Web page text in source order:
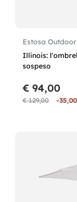
Estosa Outdoor
Illinois:
sospeso
€ 129,00 -
€ 94,00